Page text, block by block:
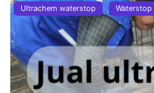
Ultrachem waterstop Waterstop